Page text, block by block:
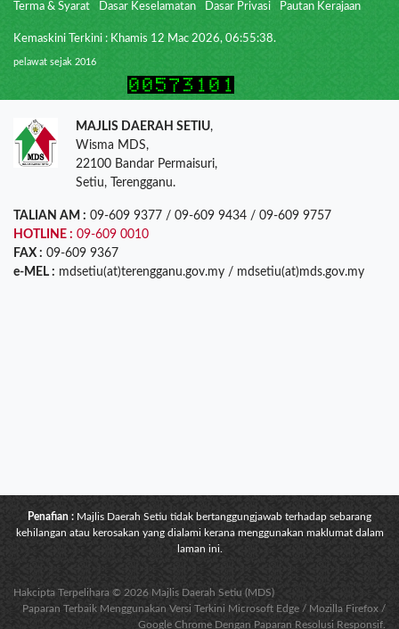
Terma & Syarat Dasar Keselamatan Dasar Privasi Pautan Kerajaan
Kemaskini Terkini : Khamis 12 Mac 2026, 06:55:38.
pelawat sejak 2016
MAJLIS DAERAH SETIU,
Wisma MDS,
22100 Bandar Permaisuri,
Setiu, Terengganu.
TALIAN AM : 09-609 9377 / 09-609 9434 / 09-609 9757
HOTLINE : 09-609 0010
FAX : 09-609 9367
e-MEL : mdsetiu(at)terengganu.gov.my / mdsetiu(at)mds.gov.my
Penafian : Majlis Daerah Setiu tidak bertanggungjawab terhadap sebarang
kehilangan atau kerosakan yang dialami kerana menggunakan maklumat dalam
laman ini.
Hakcipta Terpelihara © 2026 Majlis Daerah Setiu (MDS)
Paparan Terbaik Menggunakan Versi Terkini Microsoft Edge / Mozilla Firefox /
Google Chrome Dengan Paparan Resolusi Responsif.